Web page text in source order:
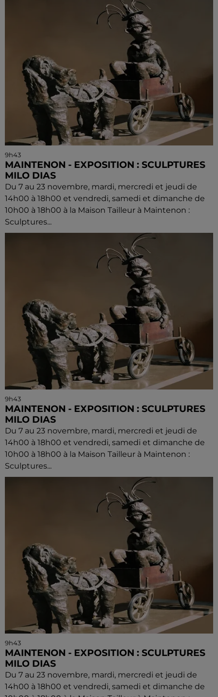
9h43
MAINTENON - EXPOSITION : SCULPTURES
MILO DIAS
Du 7 au 23 novembre, mardi, mercredi et jeudi de
14h00 à 18h00 et vendredi, samedi et dimanche de
10h00 à 18h00 à la Maison Tailleur à Maintenon :
Sculptures...
9h43
MAINTENON - EXPOSITION : SCULPTURES
MILO DIAS
Du 7 au 23 novembre, mardi, mercredi et jeudi de
14h00 à 18h00 et vendredi, samedi et dimanche de
10h00 à 18h00 à la Maison Tailleur à Maintenon :
Sculptures...
9h43
MAINTENON - EXPOSITION : SCULPTURES
MILO DIAS
Du 7 au 23 novembre, mardi, mercredi et jeudi de
14h00 à 18h00 et vendredi, samedi et dimanche de